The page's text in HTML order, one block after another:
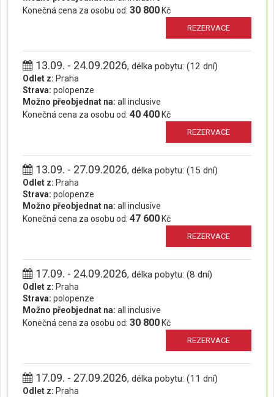
Konečná cena za osobu od: 30 800 Kč
REZERVACE
13.09. - 24.09.2026, délka pobytu: (12 dní)
Odlet z: Praha
Strava: polopenze
Možno přeobjednat na: all inclusive
Konečná cena za osobu od: 40 400 Kč
REZERVACE
13.09. - 27.09.2026, délka pobytu: (15 dní)
Odlet z: Praha
Strava: polopenze
Možno přeobjednat na: all inclusive
Konečná cena za osobu od: 47 600 Kč
REZERVACE
17.09. - 24.09.2026, délka pobytu: (8 dní)
Odlet z: Praha
Strava: polopenze
Možno přeobjednat na: all inclusive
Konečná cena za osobu od: 30 800 Kč
REZERVACE
17.09. - 27.09.2026, délka pobytu: (11 dní)
Odlet z: Praha